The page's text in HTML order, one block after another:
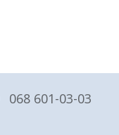
068 601-03-03